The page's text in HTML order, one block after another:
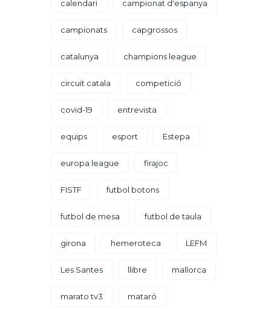
calendari campionat d'espanya
campionats capgrossos
catalunya champions league
circuit catala competició
covid-19 entrevista
equips esport Estepa
europa league firajoc
FISTF futbol botons
futbol de mesa futbol de taula
girona hemeroteca LEFM
Les Santes llibre mallorca
marato tv3 mataró